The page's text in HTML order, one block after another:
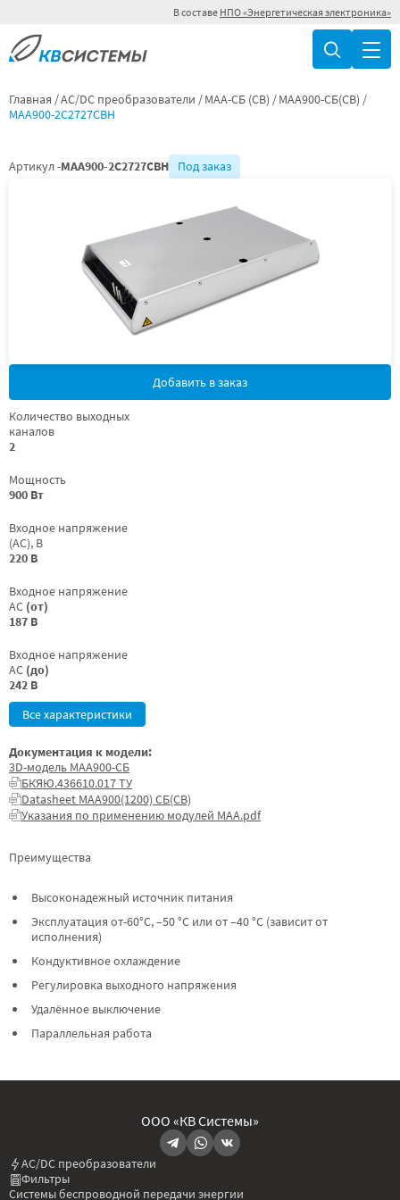
В составе НПО «Энергетическая электроника»
Главная AC/DC преобразователи МАА-СБ (СВ)
МАА900-СБ(СВ)
МАА900-2С2727СВН
Артикул -МАА900-2С2727СВН Под заказ
Добавить в заказ
Количество выходных
каналов
2
Мощность
900 Вт
Входное напряжение
(AC), В
220 В
Входное напряжение
AC (от)
187 В
Входное напряжение
AC (до)
242 В
Все характеристики
Преимущества
Высоконадежный источник питания
Эксплуатация от-60°C, –50 °C или от –40 °C (зависит от
исполнения)
Кондуктивное охлаждение
Регулировка выходного напряжения
Удалённое выключение
Параллельная работа
Документация к модели:
3D-модель МАА900-СБ
БКЯЮ.436610.017 ТУ
Datasheet МАА900(1200) СБ(СВ)
Указания по применению модулей МАА.pdf
ООО «КВ Системы»
AC/DC преобразователи
Фильтры
Системы беспроводной передачи энергии